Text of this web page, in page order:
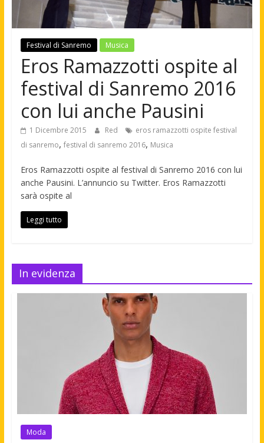
Festival di Sanremo Musica
Eros Ramazzotti ospite al
festival di Sanremo 2016
con lui anche Pausini
1 Dicembre 2015 Red
eros ramazzotti ospite festival
di sanremo, festival di sanremo 2016, Musica
Eros Ramazzotti ospite al festival di Sanremo 2016 con lui
anche Pausini. L’annuncio su Twitter. Eros Ramazzotti
sarà ospite al
Leggi tutto
In evidenza
Moda